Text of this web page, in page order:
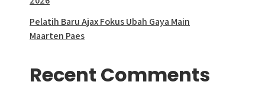
Pelatih Baru Ajax Fokus Ubah Gaya Main
Maarten Paes
Recent Comments